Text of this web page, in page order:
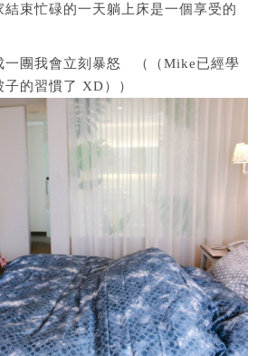
結束忙碌的一天躺上床是一個享受的
一團我會立刻暴怒 （（Mike已經學
的習慣了 XD））